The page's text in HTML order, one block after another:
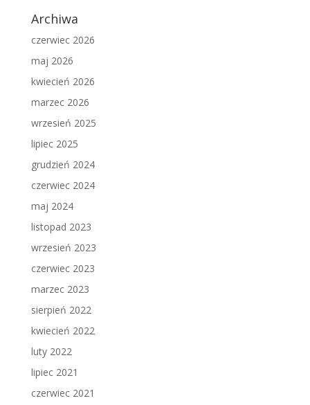
Archiwa
czerwiec 2026
maj 2026
kwiecień 2026
marzec 2026
wrzesień 2025
lipiec 2025
grudzień 2024
czerwiec 2024
maj 2024
listopad 2023
wrzesień 2023
czerwiec 2023
marzec 2023
sierpień 2022
kwiecień 2022
luty 2022
lipiec 2021
czerwiec 2021